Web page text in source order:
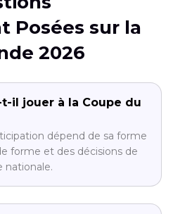
Posées sur la
2026
il jouer à la Coupe du
dépend de sa forme
forme et des décisions de
nationale.